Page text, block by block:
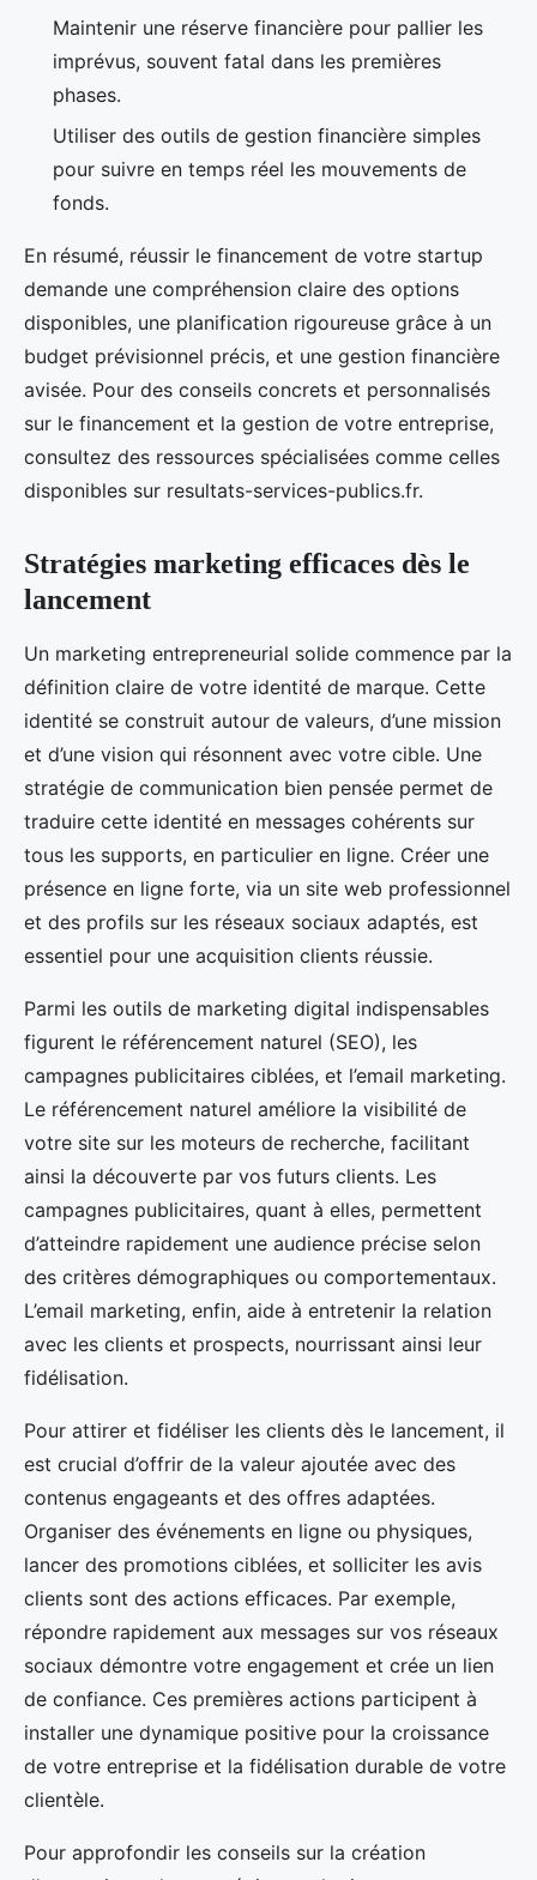
Maintenir une réserve financière pour pallier les
imprévus, souvent fatal dans les premières
phases.
Utiliser des outils de gestion financière simples
pour suivre en temps réel les mouvements de
fonds.
En résumé, réussir le financement de votre startup
demande une compréhension claire des options
disponibles, une planification rigoureuse grâce à un
budget prévisionnel précis, et une gestion financière
avisée. Pour des conseils concrets et personnalisés
sur le financement et la gestion de votre entreprise,
consultez des ressources spécialisées comme celles
disponibles sur resultats-services-publics.fr.
Stratégies marketing efficaces dès le
lancement
Un marketing entrepreneurial solide commence par la
définition claire de votre identité de marque. Cette
identité se construit autour de valeurs, d’une mission
et d’une vision qui résonnent avec votre cible. Une
stratégie de communication bien pensée permet de
traduire cette identité en messages cohérents sur
tous les supports, en particulier en ligne. Créer une
présence en ligne forte, via un site web professionnel
et des profils sur les réseaux sociaux adaptés, est
essentiel pour une acquisition clients réussie.
Parmi les outils de marketing digital indispensables
figurent le référencement naturel (SEO), les
campagnes publicitaires ciblées, et l’email marketing.
Le référencement naturel améliore la visibilité de
votre site sur les moteurs de recherche, facilitant
ainsi la découverte par vos futurs clients. Les
campagnes publicitaires, quant à elles, permettent
d’atteindre rapidement une audience précise selon
des critères démographiques ou comportementaux.
L’email marketing, enfin, aide à entretenir la relation
avec les clients et prospects, nourrissant ainsi leur
fidélisation.
Pour attirer et fidéliser les clients dès le lancement, il
est crucial d’offrir de la valeur ajoutée avec des
contenus engageants et des offres adaptées.
Organiser des événements en ligne ou physiques,
lancer des promotions ciblées, et solliciter les avis
clients sont des actions efficaces. Par exemple,
répondre rapidement aux messages sur vos réseaux
sociaux démontre votre engagement et crée un lien
de confiance. Ces premières actions participent à
installer une dynamique positive pour la croissance
de votre entreprise et la fidélisation durable de votre
clientèle.
Pour approfondir les conseils sur la création